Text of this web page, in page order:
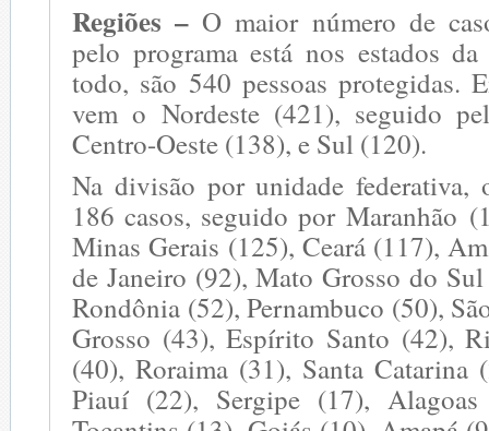
Regiões – O maior número de
pelo programa está nos estados
todo, são 540 pessoas protegidas.
vem o Nordeste (421), seguido
Centro-Oeste (138), e Sul (120).
Na divisão por unidade federativa,
186 casos, seguido por Maranhão
Minas Gerais (125), Ceará (117),
de Janeiro (92), Mato Grosso do
Rondônia (52), Pernambuco (50),
Grosso (43), Espírito Santo (42),
(40), Roraima (31), Santa Catarina
Piauí (22), Sergipe (17),